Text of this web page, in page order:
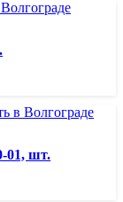
01, шт.